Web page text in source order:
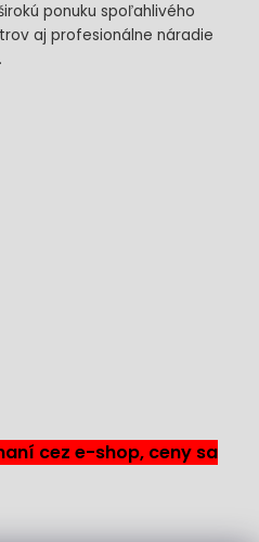
ponuku spoľahlivého
aj profesionálne náradie
cez e-shop, ceny sa